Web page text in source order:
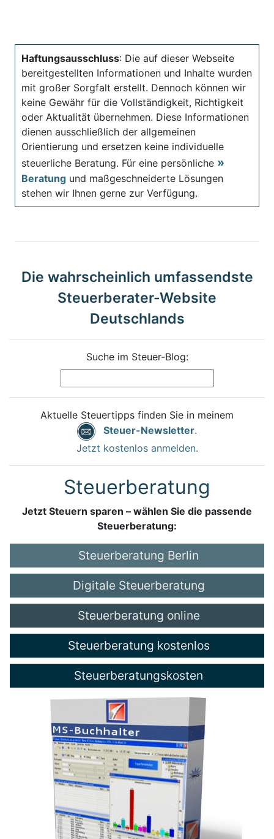
Haftungsausschluss: Die auf dieser Webseite
bereitgestellten Informationen und Inhalte wurden
mit großer Sorgfalt erstellt. Dennoch können wir
keine Gewähr für die Vollständigkeit, Richtigkeit
oder Aktualität übernehmen. Diese Informationen
dienen ausschließlich der allgemeinen
Orientierung und ersetzen keine individuelle
steuerliche Beratung. Für eine persönliche
Beratung und maßgeschneiderte Lösungen
stehen wir Ihnen gerne zur Verfügung.
Die wahrscheinlich umfassendste
Steuerberater-Website
Deutschlands
Suche im Steuer-Blog:
Aktuelle Steuertipps finden Sie in meinem
Steuer-Newsletter.
Jetzt kostenlos anmelden.
Steuerberatung
Jetzt Steuern sparen – wählen Sie die passende
Steuerberatung:
Steuerberatung Berlin
Digitale Steuerberatung
Steuerberatung online
Steuerberatung kostenlos
Steuerberatungskosten